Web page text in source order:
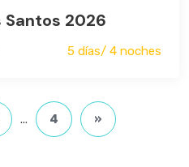
Santos 2026
5 días/ 4 noches
... 4 »